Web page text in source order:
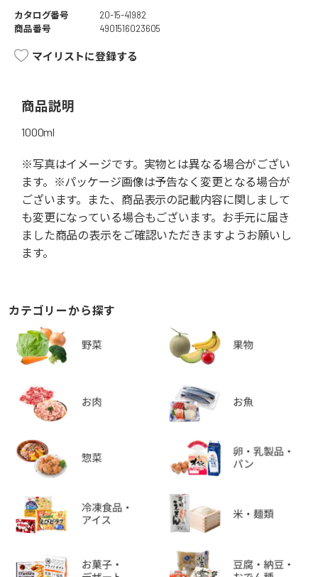
カタログ番号
20-15-41982
商品番号
4901516023605
マイリストに登録する
商品説明
1000ml
※写真はイメージです。実物とは異なる場合がござい
ます。※パッケージ画像は予告なく変更となる場合が
ございます。また、商品表示の記載内容に関しまして
も変更になっている場合もございます。お手元に届き
ました商品の表示をご確認いただきますようお願いし
ます。
カテゴリーから探す